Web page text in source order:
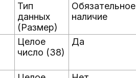
Тип
данных
(Размер)
Обязательное
наличие
Целое
число (38)
Да